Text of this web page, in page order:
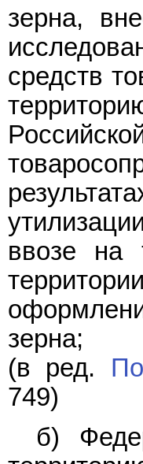
зерна,
средств
ввозе на
зерна;
(в ред.
749)
б)